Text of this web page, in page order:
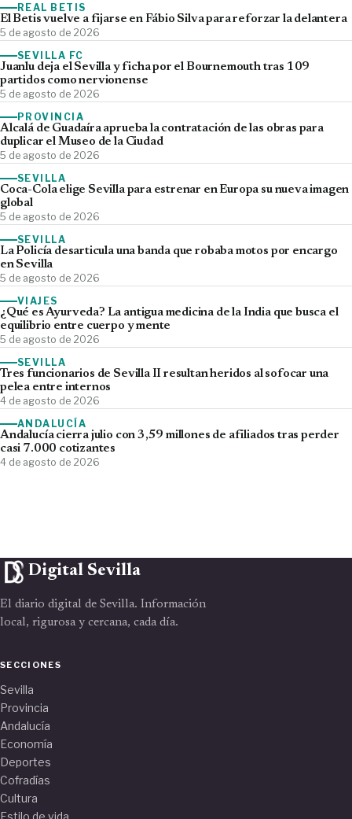
REAL BETIS
El Betis vuelve a fijarse en Fábio Silva para reforzar la delantera
5 de agosto de 2026
SEVILLA FC
Juanlu deja el Sevilla y ficha por el Bournemouth tras 109
partidos como nervionense
5 de agosto de 2026
PROVINCIA
Alcalá de Guadaíra aprueba la contratación de las obras para
duplicar el Museo de la Ciudad
5 de agosto de 2026
SEVILLA
Coca-Cola elige Sevilla para estrenar en Europa su nueva imagen
global
5 de agosto de 2026
SEVILLA
La Policía desarticula una banda que robaba motos por encargo
en Sevilla
5 de agosto de 2026
VIAJES
¿Qué es Ayurveda? La antigua medicina de la India que busca el
equilibrio entre cuerpo y mente
5 de agosto de 2026
SEVILLA
Tres funcionarios de Sevilla II resultan heridos al sofocar una
pelea entre internos
4 de agosto de 2026
ANDALUCÍA
Andalucía cierra julio con 3,59 millones de afiliados tras perder
casi 7.000 cotizantes
4 de agosto de 2026
Digital Sevilla
El diario digital de Sevilla. Información
local, rigurosa y cercana, cada día.
SECCIONES
Sevilla
Provincia
Andalucía
Economía
Deportes
Cofradías
Cultura
Estilo de vida